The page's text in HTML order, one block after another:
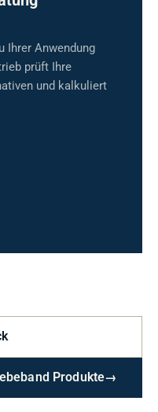
Ihrer Anwendung
prüft Ihre
und kalkuliert
Produkte→